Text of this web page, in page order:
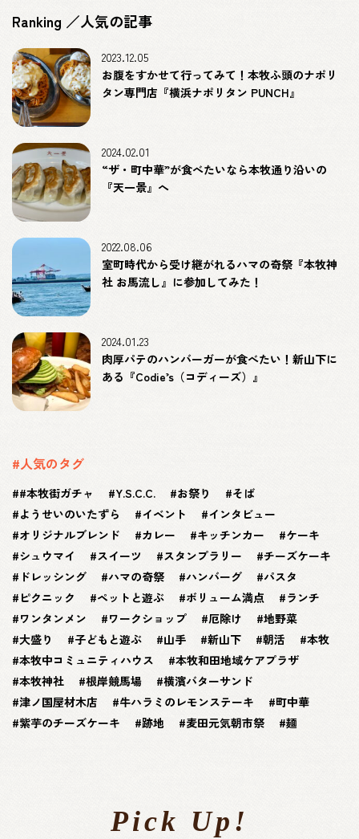
Ranking ／人気の記事
お腹をすかせて行ってみて！本牧ふ頭のナポリ
タン専門店『横浜ナポリタン PUNCH』
2023.12.05
“ザ・町中華”が食べたいなら本牧通り沿いの
『天一景』へ
2024.02.01
室町時代から受け継がれるハマの奇祭『本牧神
社 お馬流し』に参加してみた！
2022.08.06
肉厚パテのハンバーガーが食べたい！新山下に
ある『Codie’s（コディーズ）』
2024.01.23
#人気のタグ
#本牧街ガチャ Y.S.C.C. お祭り
そば
ようせいのいたずら
イベント
インタビュー
オリジナルブレンド
カレー キッチンカー
ケーキ
シュウマイ
スイーツ スタンプラリー
チーズケーキ
ドレッシング
ハマの奇祭 ハンバーグ
パスタ
ピクニック
ペットと遊ぶ ボリューム満点
ランチ
ワンタンメン
ワークショップ 厄除け
地野菜
大盛り
子どもと遊ぶ 山手 新山下 朝活
本牧
本牧中コミュニティハウス
本牧和田地域ケアプラザ
本牧神社
根岸競馬場
横濱バターサンド
津ノ国屋材木店
牛ハラミのレモンステーキ
町中華
紫芋のチーズケーキ
跡地 麦田元気朝市祭 麺
Pick Up!